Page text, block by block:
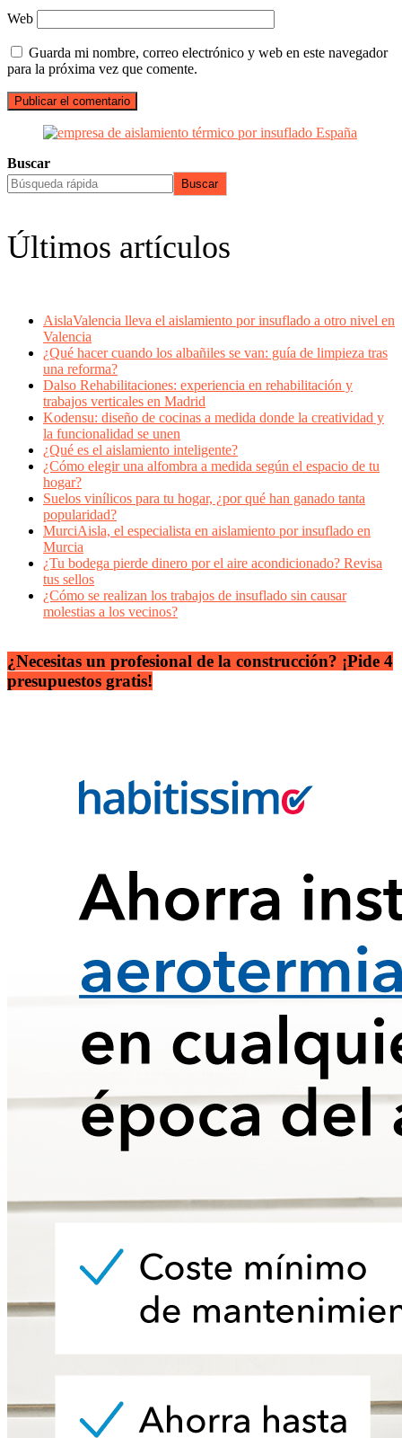
Web
Guarda mi nombre, correo electrónico y web en este navegador
para la próxima vez que comente.
Buscar
Buscar
Últimos artículos
AislaValencia lleva el aislamiento por insuflado a otro nivel en
Valencia
¿Qué hacer cuando los albañiles se van: guía de limpieza tras
una reforma?
Dalso Rehabilitaciones: experiencia en rehabilitación y
trabajos verticales en Madrid
Kodensu: diseño de cocinas a medida donde la creatividad y
la funcionalidad se unen
¿Qué es el aislamiento inteligente?
¿Cómo elegir una alfombra a medida según el espacio de tu
hogar?
Suelos vinílicos para tu hogar, ¿por qué han ganado tanta
popularidad?
MurciAisla, el especialista en aislamiento por insuflado en
Murcia
¿Tu bodega pierde dinero por el aire acondicionado? Revisa
tus sellos
¿Cómo se realizan los trabajos de insuflado sin causar
molestias a los vecinos?
¿Necesitas un profesional de la construcción? ¡Pide 4
presupuestos gratis!